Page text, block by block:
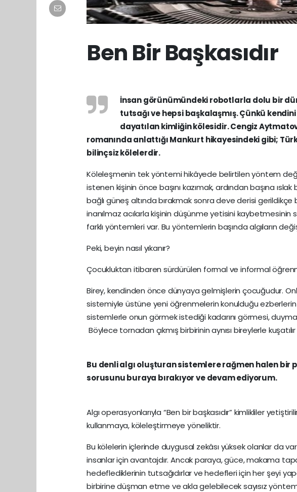
Ben Bir Başkasıdır
İnsan görünümündeki robotlarla dolu bir
tutsağı ve hepsi başkalaşmış. Çünkü
dayatılan kimliğin kölesidir. Cengiz
romanında anlattığı Mankurt hikayesindeki gibi;
bilinçsiz kölelerdir.
Köleleşmenin tek yöntemi hikâyede belirtilen yöntem
istenen kişinin önce başını kazımak, ardından başına
bağlı güneş altında bırakmak sonra deve derisi gerildikçe
inanılmaz acılarla kişinin düşünme yetisini
farklı yöntemleri var. Bu yöntemlerin başında algıların
Peki, beyin nasıl yıkanır?
Çocukluktan itibaren sürdürülen formal ve informal
Birey, kendinden önce dünyaya gelmişlerin çocuğudur.
sistemiyle üstüne yeni öğrenmelerin konulduğu ezberlerin
sistemlerle onun görmek istediği kadarını görmesi,
Böylece tornadan çıkmış birbirinin aynısı bireylerle
Bu denli algı oluşturan sistemlere rağmen halen bir
sorusunu buraya bırakıyor ve devam ediyorum.
Algı operasyonlarıyla “Ben bir başkasıdır” kimlikliler
kullanmaya, köleleştirmeye yöneliktir.
Bu kölelerin içlerinde duygusal zekâsı yüksek olanlar da
insanlar için avantajdır. Ancak paraya, güce, makama
hedeflediklerinin tutsağıdırlar ve hedefleri için her şeyi
birbirine düşman etme ve akla gelebilecek sayısız